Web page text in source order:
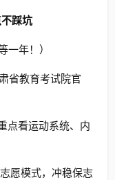
踩坑
年！）
省教育考试院官
点看运动系统、内
愿模式，冲稳保志